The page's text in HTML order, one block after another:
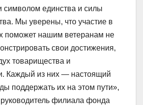
символом единства и силы
Мы уверены, что участие в
поможет нашим ветеранам не
свои достижения,
товарищества и
Каждый из них — настоящий
поддержать их на этом пути»,
филиала фонда